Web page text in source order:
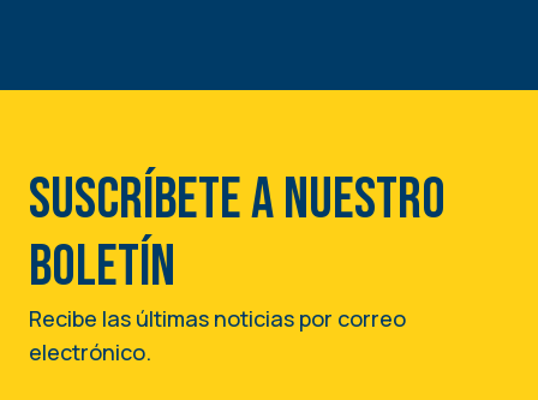
Suscríbete a nuestro
boletín
Recibe las últimas noticias por correo
electrónico.